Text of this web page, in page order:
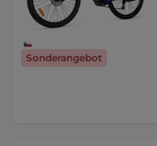
Sonderangebot